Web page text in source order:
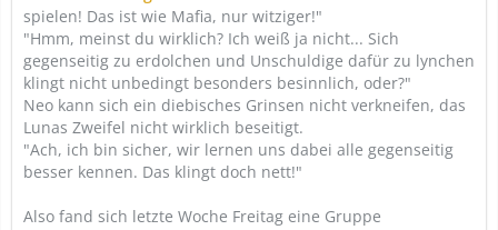
spielen! Das ist wie Mafia, nur witziger!"
"Hmm, meinst du wirklich? Ich weiß ja nicht... Sich
gegenseitig zu erdolchen und Unschuldige dafür zu lynchen
klingt nicht unbedingt besonders besinnlich, oder?"
Neo kann sich ein diebisches Grinsen nicht verkneifen, das
Lunas Zweifel nicht wirklich beseitigt.
"Ach, ich bin sicher, wir lernen uns dabei alle gegenseitig
besser kennen. Das klingt doch nett!"
Also fand sich letzte Woche Freitag eine Gruppe